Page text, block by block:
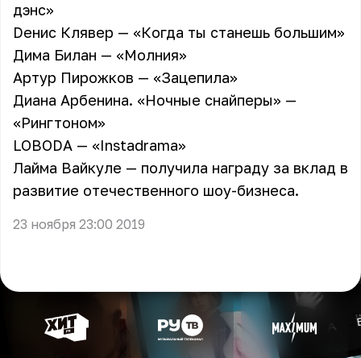
дэнс»
Dенис Клявер — «Когда ты станешь большим»
Дима Билан — «Молния»
Артур Пирожков — «Зацепила»
Диана Арбенина. «Ночные снайперы» —
«Рингтоном»
LOBODA — «Instadrama»
Лайма Вайкуле — получила награду за вклад в
развитие отечественного шоу-бизнеса.
23 ноября 23:00 2019